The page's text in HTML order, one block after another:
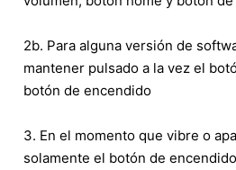
2b. Para alguna versión de
mantener pulsado a la vez el
botón de encendido
3. En el momento que vibre o
solamente el botón de encendido